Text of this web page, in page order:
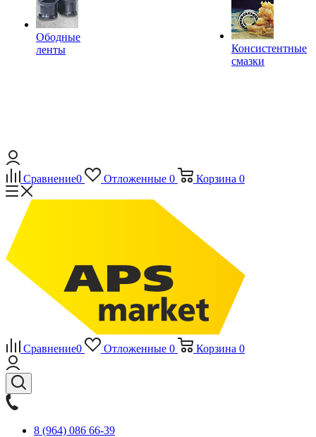
Ободные
ленты
Консистентные
смазки
Сравнение0 Отложенные 0 Корзина 0
Сравнение0 Отложенные 0 Корзина 0
8 (964) 086 66-39